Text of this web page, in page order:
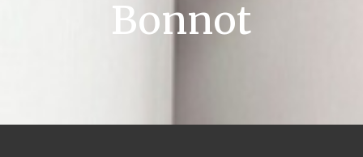
Bonnot